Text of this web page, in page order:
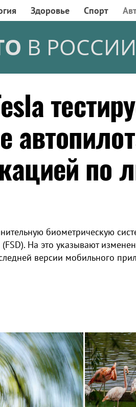
Здоровье Спорт
В
по
биометрическую
На это указывают
версии мобильного